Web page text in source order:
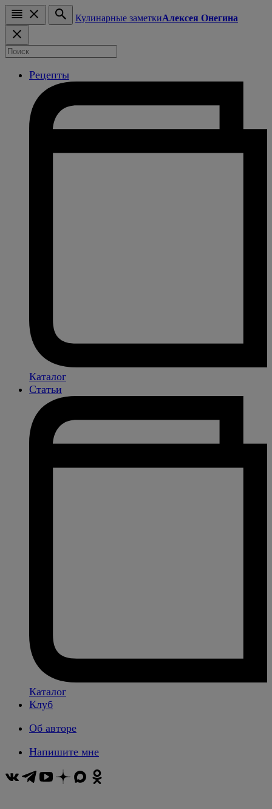
Кулинарные заметкиАлексея Онегина
Рецепты
Каталог
Статьи
Каталог
Клуб
Об авторе
Напишите мне